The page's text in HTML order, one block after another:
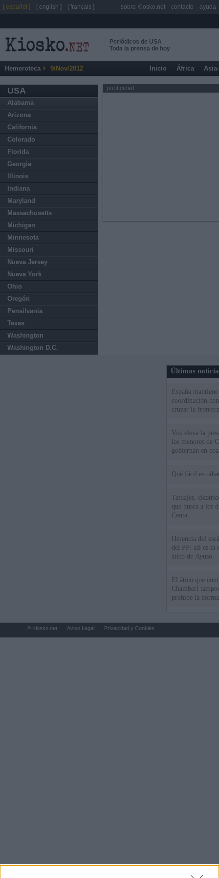
Periódicos de USA
Toda la prensa de hoy
Hemeroteca 9/Nov/2012 Inicio África
USA
Alabama
Arizona
California
Colorado
Florida
Georgia
Illinois
Indiana
Maryland
Massachusetts
Michigan
Minnesota
Missouri
Nueva Jersey
Nueva York
Ohio
Oregón
Pensilvania
Texas
Washington
Washington D.C.
publicidad
Últimas
España
coordinación
cruzar la
Vox eleva la
los menores de
gobiernan en
Qué fácil es
Tatuajes,
que busca a los
Ceuta
Herencia del
del PP: así es la
ático de Ayuso
El ático que
Chamberí
prohíbe la
[ español ] [ english ] [ français ] sobre Kiosko.net contacto ayuda
© Kiosko.net Aviso Legal Privacidad y Cookies